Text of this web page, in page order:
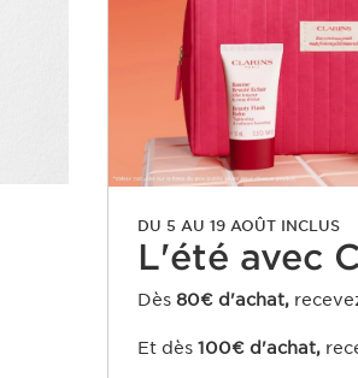
DU 5 AU 19 AOÛT INCLUS
L'été avec
Dès 80€ d'achat,
Et dès 100€ d'achat,